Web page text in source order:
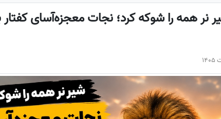
همه را شوکه کرد؛ نجات معجزه‌آسای کفتار